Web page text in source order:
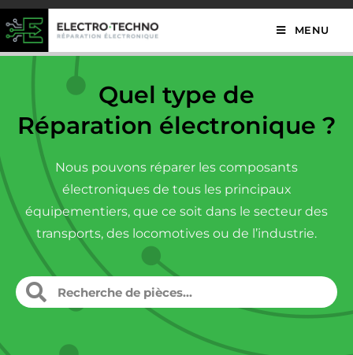
MENU
Quel type de
Réparation électronique ?
Nous pouvons réparer les composants
électroniques de tous les principaux
équipementiers, que ce soit dans le secteur des
transports, des locomotives ou de l’industrie.